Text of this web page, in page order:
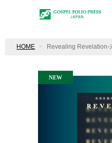
HOME Revealing Revelation-